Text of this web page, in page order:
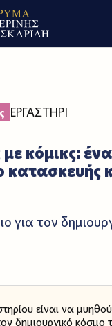
ΕΡΓΑΣΤΗΡΙ
κόμικς: ένα
κατασκευής
για τον
είναι να
δημιουργικό κόσμο